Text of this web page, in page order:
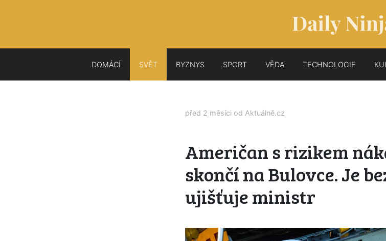
DOMÁCÍ SVĚT BYZNYS SPORT VĚDA TECHNOLOGIE
před 2 měsíci od Aktuálně.cz
Američan s rizikem
skončí na Bulovce. Je
ujišťuje ministr